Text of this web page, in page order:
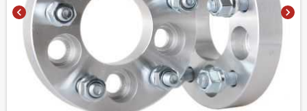
chevron_left chevron_right